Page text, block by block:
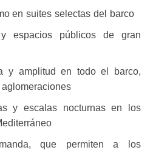
en suites selectas del barco
espacios públicos de gran
y amplitud en todo el barco,
y escalas nocturnas en los
que permiten a los